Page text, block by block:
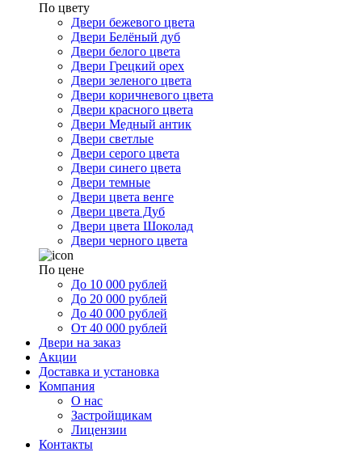
По цвету
Двери бежевого цвета
Двери Белёный дуб
Двери белого цвета
Двери Грецкий орех
Двери зеленого цвета
Двери коричневого цвета
Двери красного цвета
Двери Медный антик
Двери светлые
Двери серого цвета
Двери синего цвета
Двери темные
Двери цвета венге
Двери цвета Дуб
Двери цвета Шоколад
Двери черного цвета
По цене
До 10 000 рублей
До 20 000 рублей
До 40 000 рублей
От 40 000 рублей
Двери на заказ
Акции
Доставка и установка
Компания
О нас
Застройщикам
Лицензии
Контакты